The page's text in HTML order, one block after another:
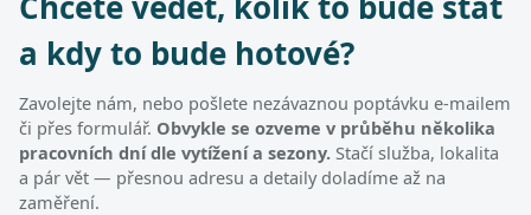
a kdy to bude hotové?
Zavolejte nám, nebo pošlete nezávaznou poptávku e-mailem
či přes formulář. Obvykle se ozveme v průběhu několika
pracovních dní dle vytížení a sezony. Stačí služba, lokalita
a pár vět — přesnou adresu a detaily doladíme až na
zaměření.